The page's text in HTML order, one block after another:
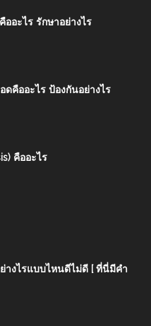
ออะไร รักษาอย่างไร
ดคืออะไร ป้องกันอย่างไร
คืออะไร
ย่างไรแบบไหนดีไม่ดี [ ที่นี่มีคำ